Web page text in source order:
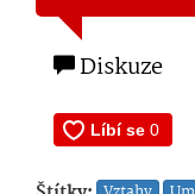
Diskuze